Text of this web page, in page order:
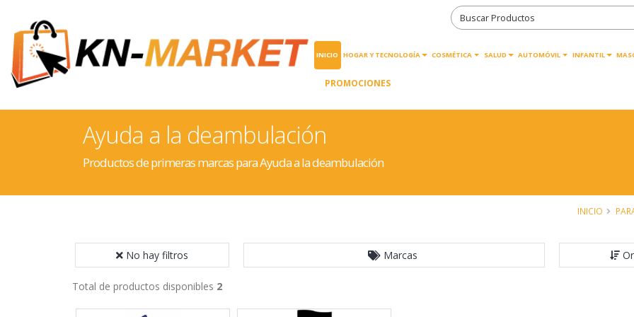
INICIO HOGAR Y TECNOLOGÍA COSMÉTICA SALUD AUTOMÓVIL INFANTIL
PROMOCIONES
Ayuda a la deambulación
Productos de primeras marcas para Ayuda a la deambulación
INICIO
No hay filtros Marcas
Total de productos disponibles 2